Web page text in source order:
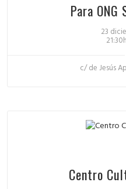
Para
23
c/ de Jesús
Centro